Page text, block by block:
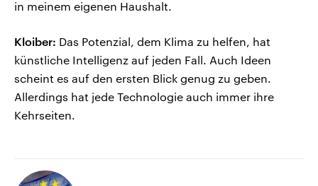
in meinem eigenen Haushalt.
Kloiber: Das Potenzial, dem Klima zu helfen, hat
künstliche Intelligenz auf jeden Fall. Auch Ideen
scheint es auf den ersten Blick genug zu geben.
Allerdings hat jede Technologie auch immer ihre
Kehrseiten.